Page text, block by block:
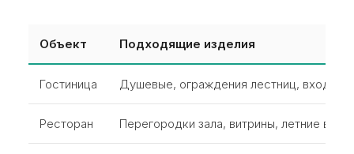
Объект Подходящие изделия
Гостиница Душевые, ограждения лестниц, входные
Ресторан Перегородки зала, витрины, летние